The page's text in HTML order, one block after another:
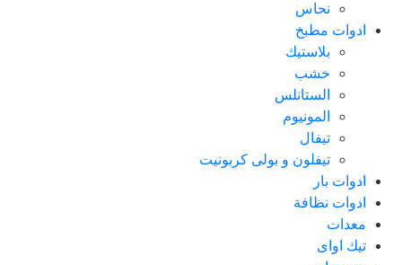
نحاس
ادوات مطبخ
بلاستيك
خشب
الستانلس
المونيوم
تيفال
تيفلون و بولى كربونيت
ادوات بار
ادوات نظافة
معدات
تيك اواى